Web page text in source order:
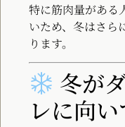
特に筋肉量がある
いため、冬はさら
ります。
冬が
レに向